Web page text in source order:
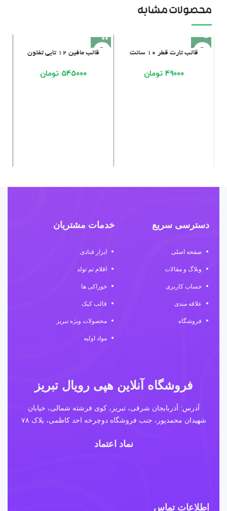
محصولات مشابه
فروخته
شدهقالب تارت قطر ۱۰ سانت
۴۹۰۰۰ تومان
قالب مافین ۱۲ تایی تفلون
۵۴۵۰۰۰ تومان
دسترسی سریع
صفحه اصلی
وبلاگ و مقالات
حساب کاربری
علاقه مندی
فروشگاه
خدمات مشتریان
ابزار قنادی
اقلام تم تولد
خوراکی ها
قالب کیک
محصولات ویژه تبریز
مواد اولیه
فروشگاه آنلاین هپی رویال تبریز
آدرس: آذربایجان شرقی، تبریز، کوی فرشته شمالی، خیابان
شهیدان محمدپور، جنب فروشگاه دوچرخه احد کاظمی، پلاک ۷۸
نماد اعتماد
اطلاعات تماس